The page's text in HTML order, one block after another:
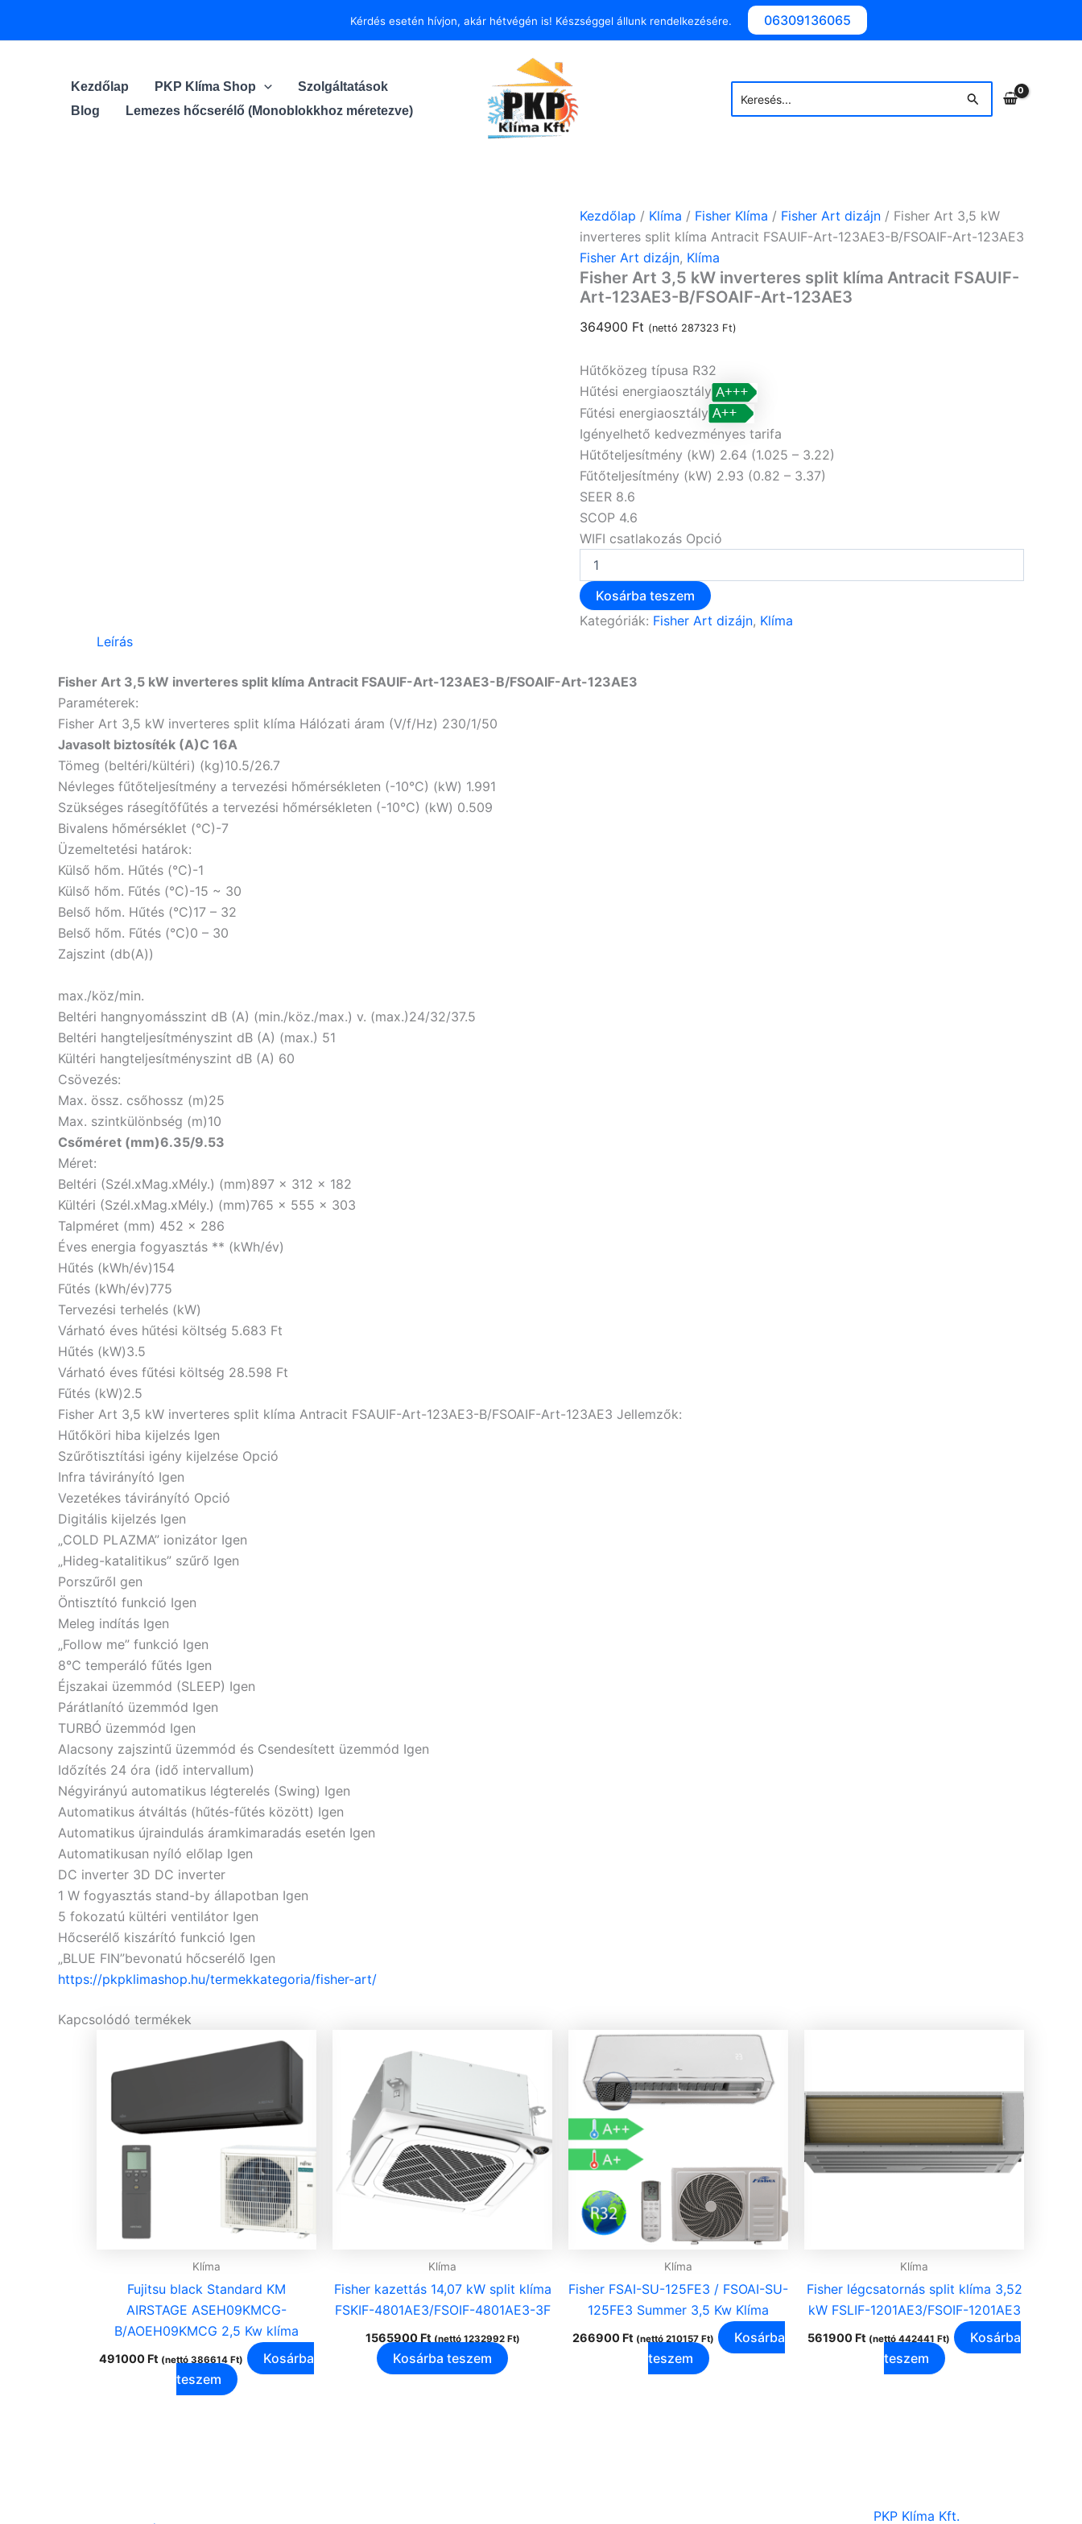
Kérdés esetén hívjon, akár hétvégén is! Készséggel állunk rendelkezésére. 06309136065
Kezdőlap PKP Klíma Shop
Szolgáltatások
Blog
Lemezes hőcserélő (Monoblokkhoz méretezve)
for:
Search
Kezdőlap / Klíma / Fisher Klíma / Fisher Art dizájn / Fisher Art 3,5 kW
inverteres split klíma Antracit FSAUIF-Art-123AE3-B/FSOAIF-Art-123AE3
Fisher Art dizájn, Klíma
Fisher Art 3,5 kW inverteres split klíma Antracit FSAUIF-
Art-123AE3-B/FSOAIF-Art-123AE3
364900 Ft (nettó 287323 Ft)
Hűtőközeg típusa R32
Hűtési energiaosztály
Fűtési energiaosztály
Igényelhető kedvezményes tarifa
Hűtőteljesítmény (kW) 2.64 (1.025 – 3.22)
Fűtőteljesítmény (kW) 2.93 (0.82 – 3.37)
SEER 8.6
SCOP 4.6
WIFI csatlakozás Opció
Art
3,5
123AE3
mennyiség
Kosárba teszem
Kategóriák: Fisher Art dizájn, Klíma
Leírás
Fisher Art 3,5 kW inverteres split klíma Antracit FSAUIF-Art-123AE3-B/FSOAIF-Art-123AE3
Paraméterek:
Fisher Art 3,5 kW inverteres split klíma Hálózati áram (V/f/Hz) 230/1/50
Javasolt biztosíték (A)C 16A
Tömeg (beltéri/kültéri) (kg)10.5/26.7
Névleges fűtőteljesítmény a tervezési hőmérsékleten (-10°C) (kW) 1.991
Szükséges rásegítőfűtés a tervezési hőmérsékleten (-10°C) (kW) 0.509
Bivalens hőmérséklet (°C)-7
Üzemeltetési határok:
Külső hőm. Hűtés (°C)-1
Külső hőm. Fűtés (°C)-15 ~ 30
Belső hőm. Hűtés (°C)17 – 32
Belső hőm. Fűtés (°C)0 – 30
Zajszint (db(A))
max./köz/min.
Beltéri hangnyomásszint dB (A) (min./köz./max.) v. (max.)24/32/37.5
Beltéri hangteljesítményszint dB (A) (max.) 51
Kültéri hangteljesítményszint dB (A) 60
Csövezés:
Max. össz. csőhossz (m)25
Max. szintkülönbség (m)10
Csőméret (mm)6.35/9.53
Méret:
Beltéri (Szél.xMag.xMély.) (mm)897 x 312 x 182
Kültéri (Szél.xMag.xMély.) (mm)765 x 555 x 303
Talpméret (mm) 452 x 286
Éves energia fogyasztás ** (kWh/év)
Hűtés (kWh/év)154
Fűtés (kWh/év)775
Tervezési terhelés (kW)
Várható éves hűtési költség 5.683 Ft
Hűtés (kW)3.5
Várható éves fűtési költség 28.598 Ft
Fűtés (kW)2.5
Fisher Art 3,5 kW inverteres split klíma Antracit FSAUIF-Art-123AE3-B/FSOAIF-Art-123AE3 Jellemzők:
Hűtőköri hiba kijelzés Igen
Szűrőtisztítási igény kijelzése Opció
Infra távirányító Igen
Vezetékes távirányító Opció
Digitális kijelzés Igen
„COLD PLAZMA” ionizátor Igen
„Hideg-katalitikus” szűrő Igen
PorszűrőI gen
Öntisztító funkció Igen
Meleg indítás Igen
„Follow me” funkció Igen
8°C temperáló fűtés Igen
Éjszakai üzemmód (SLEEP) Igen
Párátlanító üzemmód Igen
TURBÓ üzemmód Igen
Alacsony zajszintű üzemmód és Csendesített üzemmód Igen
Időzítés 24 óra (idő intervallum)
Négyirányú automatikus légterelés (Swing) Igen
Automatikus átváltás (hűtés-fűtés között) Igen
Automatikus újraindulás áramkimaradás esetén Igen
Automatikusan nyíló előlap Igen
DC inverter 3D DC inverter
1 W fogyasztás stand-by állapotban Igen
5 fokozatú kültéri ventilátor Igen
Hőcserélő kiszárító funkció Igen
„BLUE FIN”bevonatú hőcserélő Igen
https://pkpklimashop.hu/termekkategoria/fisher-art/
Kapcsolódó termékek
Klíma
Fujitsu black Standard KM
AIRSTAGE ASEH09KMCG-
B/AOEH09KMCG 2,5 Kw klíma
491000 Ft (nettó 386614 Ft)
Kosárba
teszem
Klíma
Fisher kazettás 14,07 kW split klíma
FSKIF-4801AE3/FSOIF-4801AE3-3F
1565900 Ft (nettó 1232992 Ft)
Kosárba teszem
Klíma
Fisher FSAI-SU-125FE3 / FSOAI-SU-
125FE3 Summer 3,5 Kw Klíma
266900 Ft (nettó 210157 Ft)
Kosárba
teszem
Klíma
Fisher légcsatornás split klíma 3,52
kW FSLIF-1201AE3/FSOIF-1201AE3
561900 Ft (nettó 442441 Ft)
Kosárba
teszem
PKP Klíma Kft.